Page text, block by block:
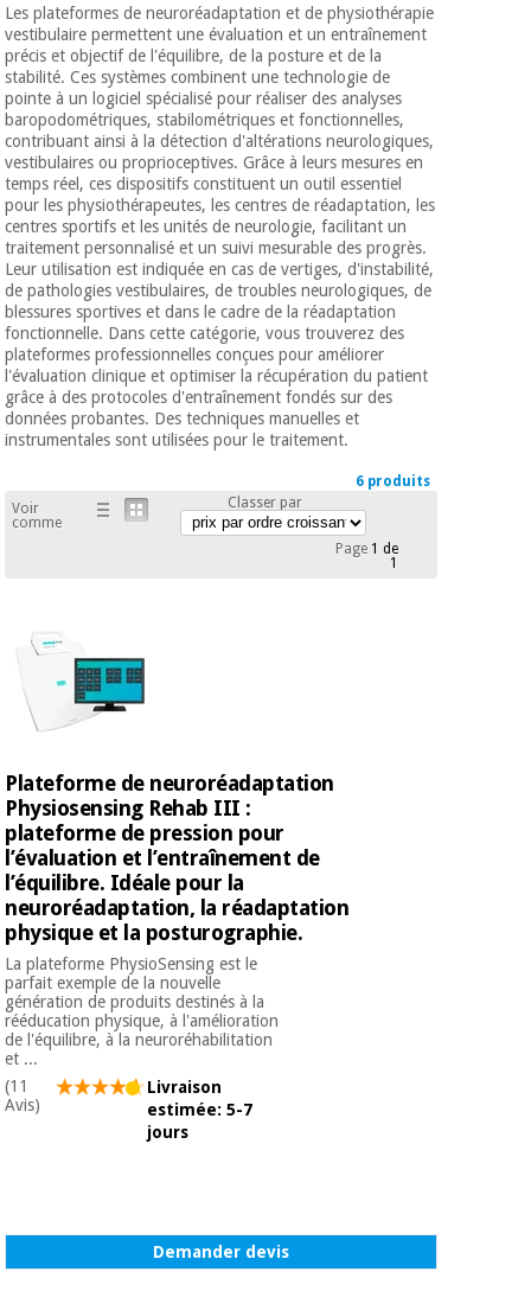
Offres
Outlet
Académie
Tech
Fisaude
équipement
médical
Médecine
traditionnelle
chinoise
Mobilier
clinique
Armoires
thérapeutiques
Matériel de
protection
essentiel
pour les
coronavirus
fitness
jeux
Armoires
Vétérinaire
Orthopédie
Instruments
chirurgicaux
(déstockage)
Nouveautes
Offres
Outlet
Académie
Tech
Fisaude
Dentisterie
équipement
médical
Médecine
traditionnelle
chinoise
Mobilier
clinique
Armoires
Matériel de
coronavirus
Aérobic,
fitness
pilates
Sports
et
jeux
Armoires
sanitaires
Vétérinaire
(déstockage)
Les plateformes de neuroréadaptation et de physiothérapie
vestibulaire permettent une évaluation et un entraînement
précis et objectif de l'équilibre, de la posture et de la
stabilité. Ces systèmes combinent une technologie de
pointe à un logiciel spécialisé pour réaliser des analyses
baropodométriques, stabilométriques et fonctionnelles,
contribuant ainsi à la détection d'altérations neurologiques,
vestibulaires ou proprioceptives. Grâce à leurs mesures en
temps réel, ces dispositifs constituent un outil essentiel
pour les physiothérapeutes, les centres de réadaptation, les
centres sportifs et les unités de neurologie, facilitant un
traitement personnalisé et un suivi mesurable des progrès.
Leur utilisation est indiquée en cas de vertiges, d'instabilité,
de pathologies vestibulaires, de troubles neurologiques, de
blessures sportives et dans le cadre de la réadaptation
fonctionnelle. Dans cette catégorie, vous trouverez des
plateformes professionnelles conçues pour améliorer
l'évaluation clinique et optimiser la récupération du patient
grâce à des protocoles d'entraînement fondés sur des
données probantes. Des techniques manuelles et
instrumentales sont utilisées pour le traitement.
6 produits
Voir
comme
Classer par
Page1 de
1
Plateforme de neuroréadaptation
Physiosensing Rehab III :
plateforme de pression pour
l’évaluation et l’entraînement de
l’équilibre. Idéale pour la
neuroréadaptation, la réadaptation
physique et la posturographie.
La plateforme PhysioSensing est le
parfait exemple de la nouvelle
génération de produits destinés à la
rééducation physique, à l'amélioration
de l'équilibre, à la neuroréhabilitation
et ...
(11
Avis)
Livraison
estimée: 5-7
jours
Demander devis